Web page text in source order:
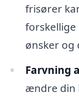
frisører
forskellige
ønsker
Farvning
ændre din